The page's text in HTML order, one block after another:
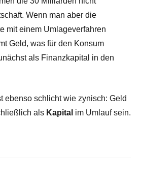
Wenn man aber die
mit einem Umlageverfahren
Geld, was für den Konsum
als Finanzkapital in den
ebenso schlicht wie zynisch: Geld
als Kapital im Umlauf sein.